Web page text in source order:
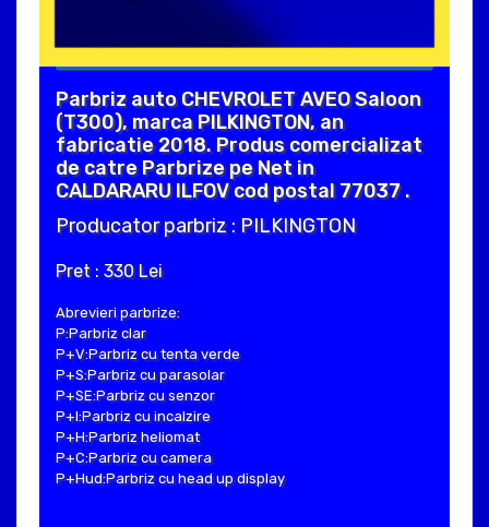
Parbriz auto CHEVROLET AVEO Saloon
(T300), marca PILKINGTON, an
fabricatie 2018. Produs comercializat
de catre Parbrize pe Net in
CALDARARU ILFOV cod postal 77037 .
Producator parbriz : PILKINGTON
Pret : 330 Lei
Abrevieri parbrize:
P:Parbriz clar
P+V:Parbriz cu tenta verde
P+S:Parbriz cu parasolar
P+SE:Parbriz cu senzor
P+I:Parbriz cu incalzire
P+H:Parbriz heliomat
P+C:Parbriz cu camera
P+Hud:Parbriz cu head up display